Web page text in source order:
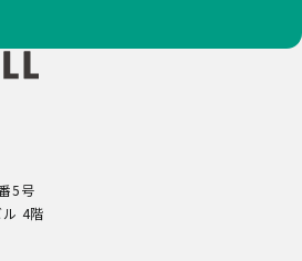
5号
4階